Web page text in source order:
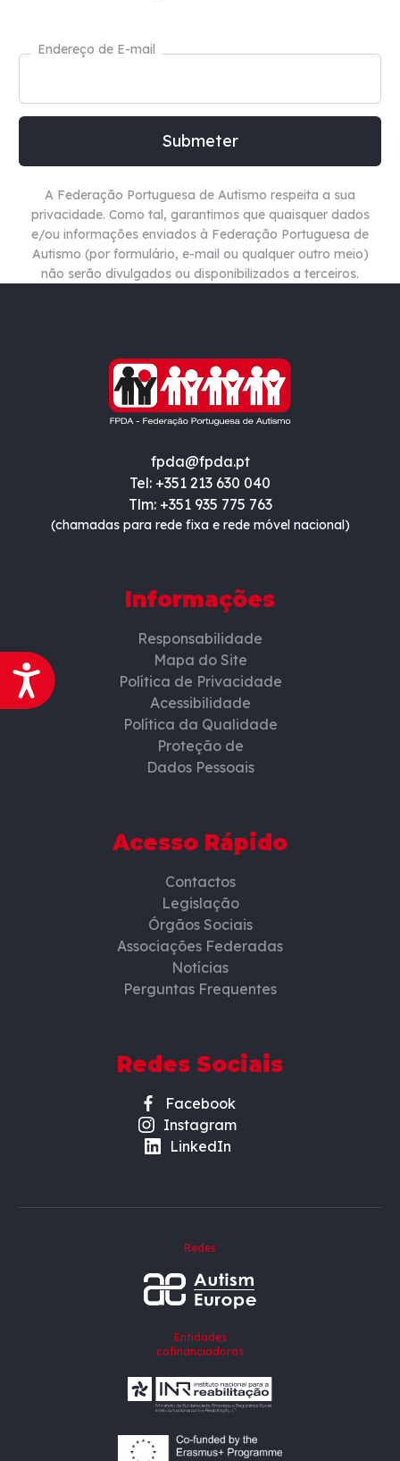
Acessibilidade
Endereço de E-mail
A Federação Portuguesa de Autismo respeita a sua
privacidade. Como tal, garantimos que quaisquer dados
e/ou informações enviados à Federação Portuguesa de
Autismo (por formulário, e-mail ou qualquer outro meio)
não serão divulgados ou disponibilizados a terceiros.
fpda@fpda.pt
Tel: +351 213 630 040
Tlm: +351 935 775 763
(chamadas para rede fixa e rede móvel nacional)
Informações
Responsabilidade
Mapa do Site
Política de Privacidade
Acessibilidade
Política da Qualidade
Proteção de
Dados Pessoais
Acesso Rápido
Contactos
Legislação
Órgãos Sociais
Associações Federadas
Notícias
Perguntas Frequentes
Redes Sociais
Facebook
Instagram
LinkedIn
Redes
Entidades
cofinanciadoras